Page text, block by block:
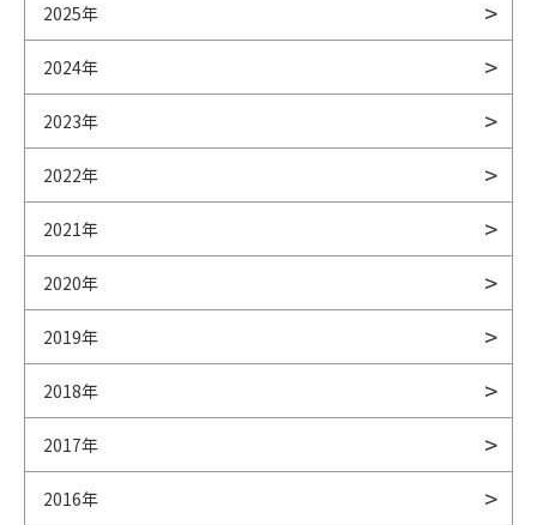
2025年
2024年
2023年
2022年
2021年
2020年
2019年
2018年
2017年
2016年